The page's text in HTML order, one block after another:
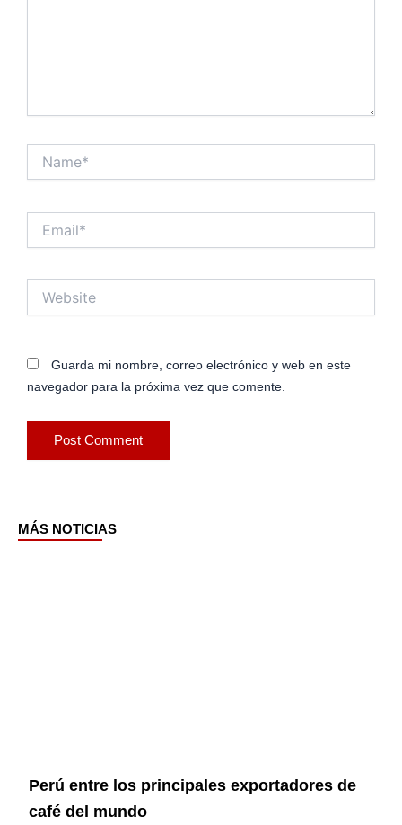
Guarda mi nombre, correo electrónico y web en este
navegador para la próxima vez que comente.
MÁS NOTICIAS
Perú entre los principales exportadores de
café del mundo